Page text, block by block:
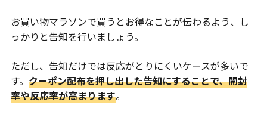
お買い物マラソンで買うとお得なことが伝わるよう、し
っかりと告知を行いましょう。
ただし、告知だけでは反応がとりにくいケースが多いで
す。クーポン配布を押し出した告知にすることで、開封
率や反応率が高まります。